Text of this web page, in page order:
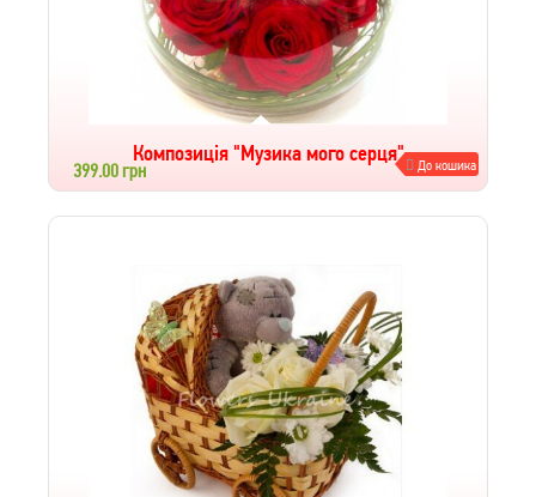
Композиція "Музика мого серця"
399.00 грн До кошика